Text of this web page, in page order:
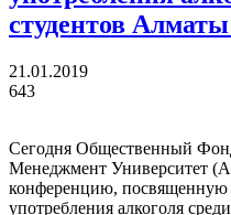
студентов
21.01.2019
643
Сегодня Общественный
Менеджмент Университет
конференцию,
употребления алкоголя